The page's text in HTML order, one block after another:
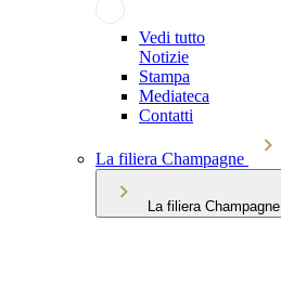
Vedi tutto
Notizie
Stampa
Mediateca
Contatti
La filiera Champagne
La filiera Champagne